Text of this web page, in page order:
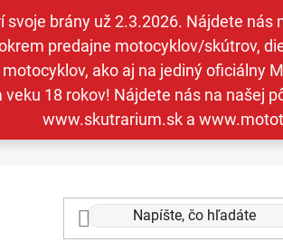
brány už 2.3.2026. Nájdete
predajne motocyklov/skútrov,
ako aj na jediný oficiálny
18 rokov! Nájdete nás na našej
www.skutrarium.sk a